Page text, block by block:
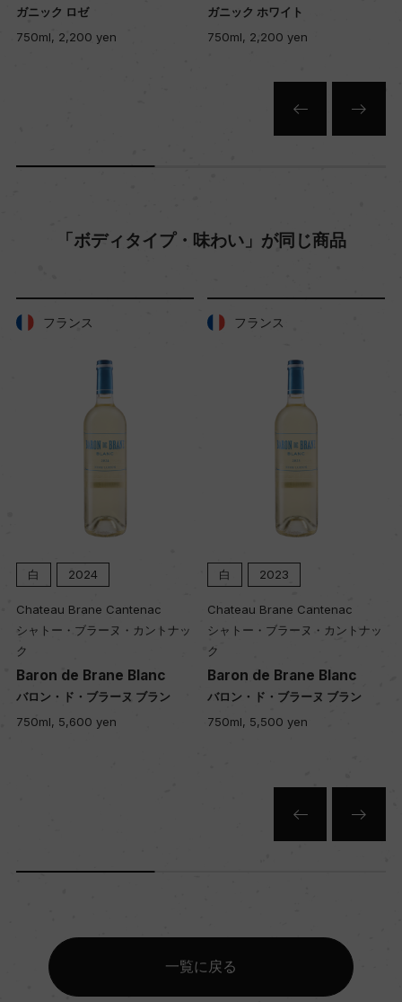
ガニック ロゼ
750ml, 2,200 yen
ガニック ホワイト
750ml, 2,200 yen
「ボディタイプ・味わい」が同じ商品
フランス
白 2024
Chateau Brane Cantenac
シャトー・ブラーヌ・カントナッ
ク
Baron de Brane Blanc
バロン・ド・ブラーヌ ブラン
750ml, 5,600 yen
フランス
白 2023
Chateau Brane Cantenac
シャトー・ブラーヌ・カントナッ
ク
Baron de Brane Blanc
バロン・ド・ブラーヌ ブラン
750ml, 5,500 yen
一覧に戻る